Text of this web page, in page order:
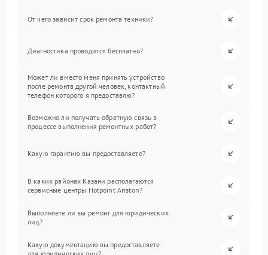
От чего зависит срок ремонта техники?
Диагностика проводится бесплатно?
Может ли вместо меня принять устройство
после ремонта другой человек, контактный
телефон которого я предоставлю?
Возможно ли получать обратную связь в
процессе выполнения ремонтных работ?
Какую гарантию вы предоставляете?
В каких районах Казани располагаются
сервисные центры Hotpoint Ariston?
Выполняете ли вы ремонт для юридических
лиц?
Какую документацию вы предоставляете
для юридических лиц?